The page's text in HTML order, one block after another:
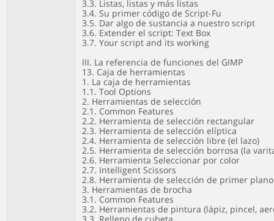
3.3. Listas, listas y más listas
3.4. Su primer código de Script-Fu
3.5. Dar algo de sustancia a nuestro script
3.6. Extender el script: Text Box
3.7. Your script and its working
III. La referencia de funciones del GIMP
13. Caja de herramientas
1. La caja de herramientas
1.1. Tool Options
2. Herramientas de selección
2.1. Common Features
2.2. Herramienta de selección rectangular
2.3. Herramienta de selección elíptica
2.4. Herramienta de selección libre (el lazo)
2.5. Herramienta de selección borrosa (la
2.6. Herramienta Seleccionar por color
2.7. Intelligent Scissors
2.8. Herramienta de selección de primer plano
3. Herramientas de brocha
3.1. Common Features
3.2. Herramientas de pintura (lápiz, pincel,